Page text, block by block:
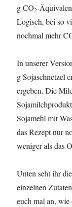
g CO2-
Logisch, bei so
nochmal mehr
In unserer
g Sojaschnetzel
ergeben. Die
Sojamehl mit
das Rezept nur
weniger als das
Unten seht ihr
einzelnen
euch mal an,